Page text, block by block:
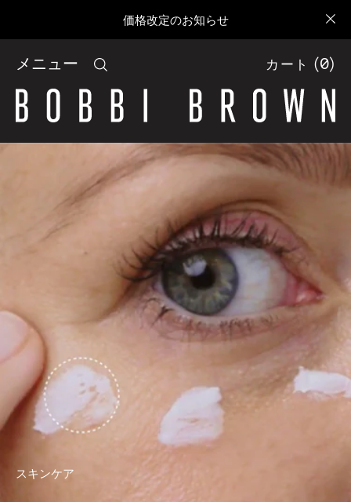
価格改定のお知らせ
メニュー カート (0)
スキンケア